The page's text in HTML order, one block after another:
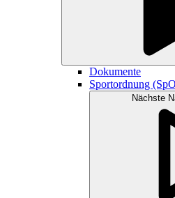
Dokumente
Sportordnung
Nächste